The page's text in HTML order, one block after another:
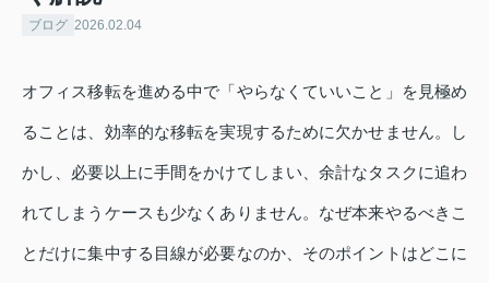
ブログ 2026.02.04
オフィス移転を進める中で「やらなくていいこと」を見極め
ることは、効率的な移転を実現するために欠かせません。し
かし、必要以上に手間をかけてしまい、余計なタスクに追わ
れてしまうケースも少なくありません。なぜ本来やるべきこ
とだけに集中する目線が必要なのか、そのポイントはどこに